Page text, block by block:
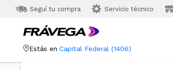
Seguí tu compra Servicio técnico
Estás en Capital Federal (1406)